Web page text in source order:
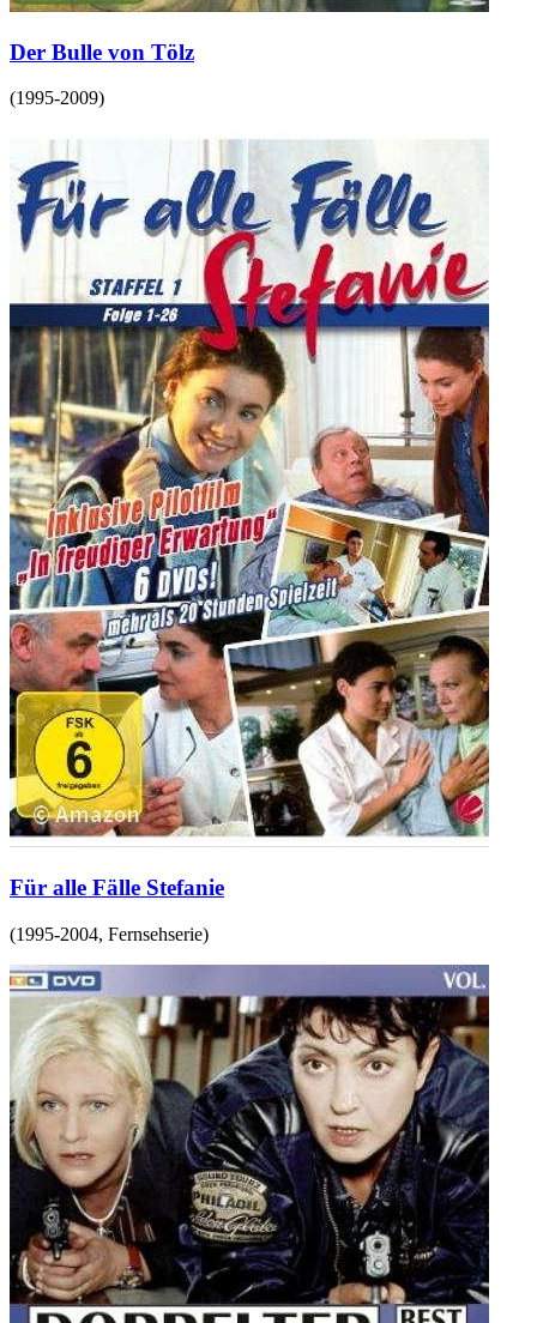
Der Bulle von Tölz
(1995-2009)
Für alle Fälle Stefanie
(1995-2004, Fernsehserie)